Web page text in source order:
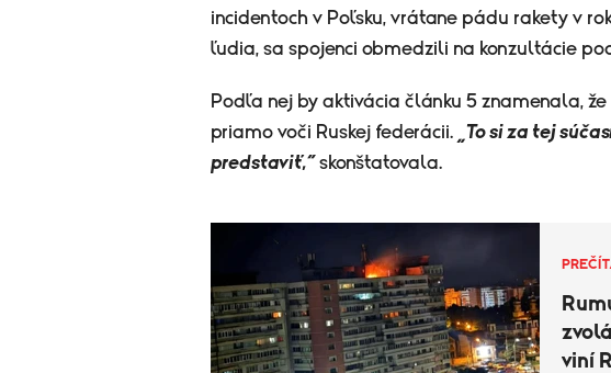
incidentoch v Poľsku, vrátane pádu rakety v
ľudia, sa spojenci obmedzili na konzultácie
Podľa nej by aktivácia článku 5 znamenala,
priamo voči Ruskej federácii.
„To si za tej
predstaviť,“ skonštatovala.
viní